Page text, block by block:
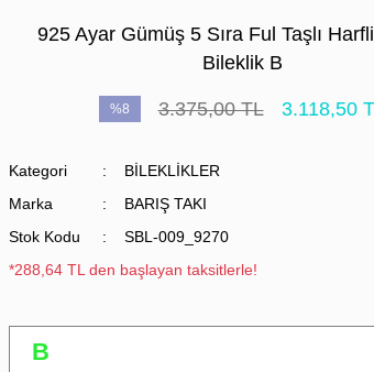
925 Ayar Gümüş 5 Sıra Ful Taşlı
Bileklik B
%8 3.375,00 TL 3.118,50
Kategori
BİLEKLİKLER
Marka
BARIŞ TAKI
Stok Kodu
SBL-009_9270
*288,64 TL den başlayan taksitlerle!